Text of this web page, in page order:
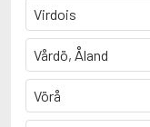
Virdois
Vårdö, Åland
Vörå